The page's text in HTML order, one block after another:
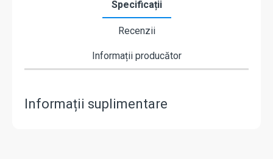
Specificații
Recenzii
Informații producător
Informații suplimentare